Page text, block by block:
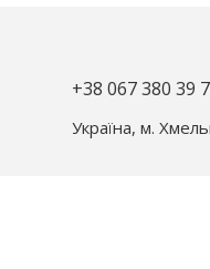
+38 067 380 39
Україна, м.